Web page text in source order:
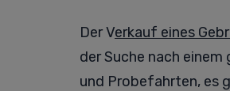
Der Verkauf eines
der Suche nach
und Probefahrten, es